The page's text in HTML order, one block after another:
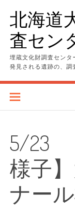
ッ
北海道
査セン
埋蔵文化財調査センタ
発見される遺跡の、調
5/23
様子
ナー